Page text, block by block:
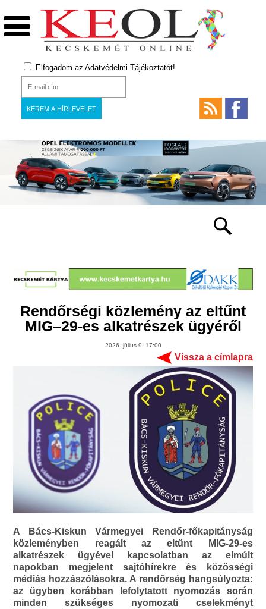
Elfogadom az Adatvédelmi Tájékoztatót!
Rendőrségi közlemény az eltűnt
MIG–29-es alkatrészek ügyéről
2026. július 9. 17:00
Vissza a címlapra
A Bács-Kiskun Vármegyei Rendőr-főkapitányság
közleményben reagált az eltűnt MIG-29-es
alkatrészek ügyével kapcsolatban az elmúlt
napokban megjelent sajtóhírekre és közösségi
médiás hozzászólásokra. A rendőrség hangsúlyozta:
az ügyben korábban lefolytatott nyomozás során
minden szükséges nyomozati cselekményt